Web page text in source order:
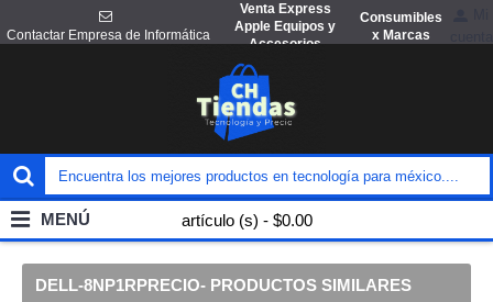
Contactar Empresa de Informática
Venta Express
Apple Equipos y
Accesorios
Consumibles
x Marcas
artículo (s) - $0.00
MENÚ
DELL-8NP1RPRECIO- PRODUCTOS SIMILARES